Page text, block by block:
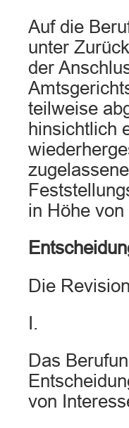
Auf die
unter
der
teilweise
hinsichtlich
in Höhe
Die
I.
Das
von